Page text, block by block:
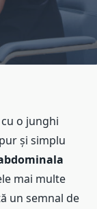
o junghi
și simplu
mai multe
un semnal de